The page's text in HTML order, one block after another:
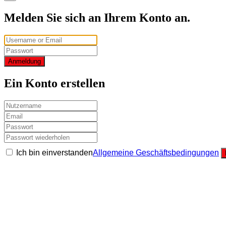
Melden Sie sich an Ihrem Konto an.
Anmeldung
Ein Konto erstellen
Ich bin einverstandenAllgemeine Geschäftsbedingungen